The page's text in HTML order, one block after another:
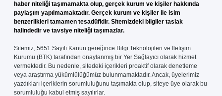
haber niteliği taşımamakta olup, gerçek kurum ve kişiler hakkında
paylaşım yapılmamaktadır. Gerçek kurum ve kişiler ile isim
benzerlikleri tamamen tesadüfidir. Sitemizdeki bilgiler taslak
halindedir ve tavsiye niteliği taşımazlar.
Sitemiz, 5651 Sayılı Kanun gereğince Bilgi Teknolojileri ve İletişim
Kurumu (BTK) tarafından onaylanmış bir Yer Sağlayıcı olarak hizmet
vermektedir. Bu nedenle, sitedeki içerikleri proaktif olarak denetleme
veya araştırma yükümlülüğümüz bulunmamaktadır. Ancak, üyelerimiz
yazdıkları içeriklerin sorumluluğunu taşımakta olup, siteye üye olarak bu
sorumluluğu kabul etmiş sayılırlar.